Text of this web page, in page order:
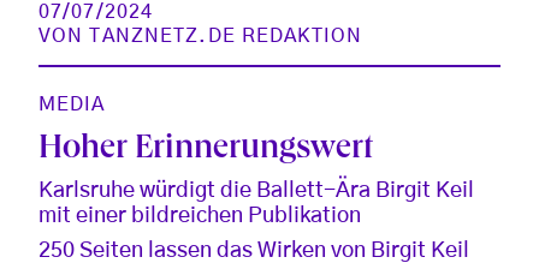
07/07/2024
VON
TANZNETZ.DE REDAKTION
MEDIA
Hoher Erinnerungswert
Karlsruhe würdigt die Ballett-Ära Birgit Keil
mit einer bildreichen Publikation
250 Seiten lassen das Wirken von Birgit Keil